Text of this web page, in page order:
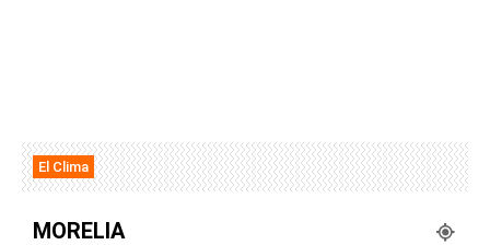
El Clima
MORELIA